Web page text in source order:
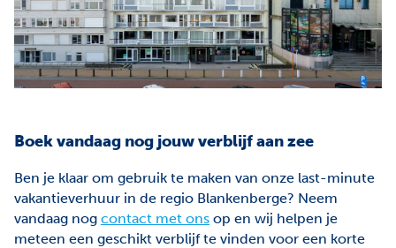
Boek vandaag nog jouw verblijf aan zee
Ben je klaar om gebruik te maken van onze last-minute
vakantieverhuur in de regio Blankenberge? Neem
vandaag nog contact met ons op en wij helpen je
meteen een geschikt verblijf te vinden voor een korte